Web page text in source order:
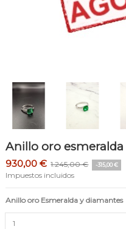
Anillo oro
930,00 € 1.245,00 € -315,00 €
Impuestos incluidos
Anillo oro Esmeralda y diamantes